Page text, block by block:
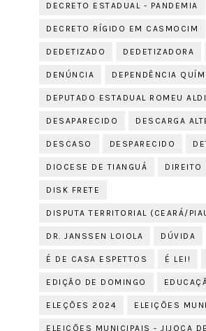
DECRETO ESTADUAL - PANDEMIA
DECRETO RÍGIDO EM CASMOCIM
DEDETIZADO DEDETIZADORA
DENÚNCIA DEPENDÊNCIA
DEPUTADO ESTADUAL ROMEU
DESAPARECIDO DESCARGA
DESCASO DESPARECIDO
DIOCESE DE TIANGUÁ DIREITO
DISK FRETE
DISPUTA TERRITORIAL (CEARÁ/
DR. JANSSEN LOIOLA DÚVIDA
É DE CASA ESPETTOS É LEI!
EDIÇÃO DE DOMINGO
ELEÇÕES 2024 ELEIÇÕES
ELEIÇÕES MUNICIPAIS - JIJOCA DE